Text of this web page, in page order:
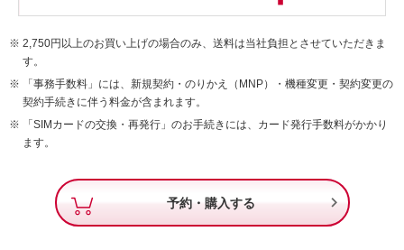
2,750円以上のお買い上げの場合のみ、送料は当社負担とさせていただきま
す。
「事務手数料」には、新規契約・のりかえ（MNP）・機種変更・契約変更の
契約手続きに伴う料金が含まれます。
「SIMカードの交換・再発行」のお手続きには、カード発行手数料がかかり
ます。
予約・購入する 